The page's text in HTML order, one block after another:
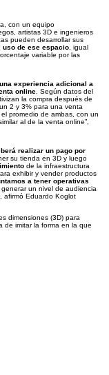
con un equipo
artistas 3D e ingenieros
pueden desarrollar sus
uso de ese espacio , igual
variable por las
experiencia adicional a
online . Según datos del
la compra después de
2 y 3% para una venta
promedio de ambas, con un
al de la venta online”,
realizar un pago por
su tienda en 3D y luego
de la infraestructura
exhibir y vender productos
a tener operativas
generar un nivel de audiencia
afirmó Eduardo Koglot
dimensiones (3D) para
de imitar la forma en la que